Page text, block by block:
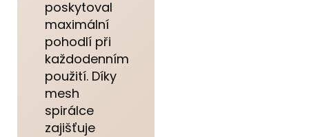
poskytoval
maximální
pohodlí při
každodenním
použití. Díky
mesh
spirálce
zajišťuje